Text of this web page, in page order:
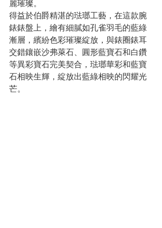
麗璀璨。
得益於伯爵精湛的琺瑯工藝，在這款腕
錶錶盤上，繪有細膩如孔雀羽毛的藍綠
漸層，繽紛色彩璀璨綻放，與錶圈錶耳
交錯鑲嵌沙弗萊石、圓形藍寶石和白鑽
等異彩寶石完美契合，琺瑯華彩和藍寶
石相映生輝，綻放出藍綠相映的閃耀光
芒。